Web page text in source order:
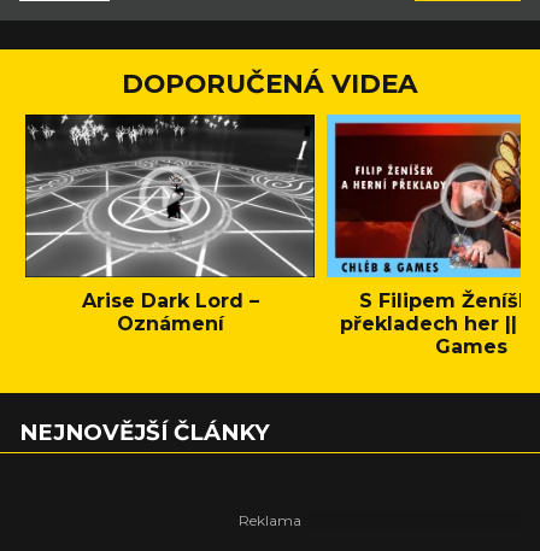
DOPORUČENÁ VIDEA
Arise Dark Lord –
Oznámení
S Filipem
překladech her ||
Games
NEJNOVĚJŠÍ ČLÁNKY